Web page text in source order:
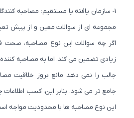
۱- سازمان یافته یا مستقیم: مصاحبه کنندگان
مجموعه ای از سوالات معین و از پیش تعیین
اگر چه سوالات این نوع مصاحبه، صحت
زیادی تضمین می کند، اما به مصاحبه کننده،
جالب را نمی دهد مانع بروز خلاقیت
جامع تر می شود. بنابر این، کسب اطلاعات
این نوع مصاحبه ها با محدودیت مواجه است.